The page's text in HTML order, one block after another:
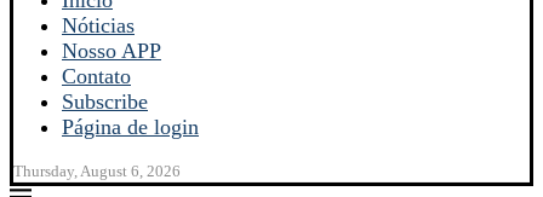
Nóticias
Nosso APP
Contato
Subscribe
Página de login
Thursday, August 6, 2026